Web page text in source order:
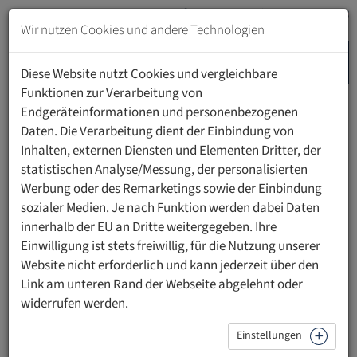
Zum
Inhalt
springen
Navigation
springen
HOME
FORSCHUNG
INSTITUT FÜR LIECHTENSTEINISCHES RECHT UND
RECHTSTHEORIE
KOLLOQUIA TRIESEN
THEORETISCHE AUSRICHTUNG
KOLLOQUIA Triesen
II. Theoretische Ausrichtung
Die «KOLLOQUIA Triesen» steht den Vertretern aller
wissenschaftstheoretischer Überzeugungen offen. Das ist
schon deshalb notwendig, weil die Lösung zahlreicher
Probleme zwischen den verschiedenen
Wir nutzen Cookies und andere Technologien
Diese Website nutzt Cookies und vergleichbare
Funktionen zur Verarbeitung von
Endgeräteinformationen und personenbezogenen
Daten. Die Verarbeitung dient der Einbindung von
Inhalten, externen Diensten und Elementen Dritter, der
statistischen Analyse/Messung, der personalisierten
Werbung oder des Remarketings sowie der Einbindung
sozialer Medien. Je nach Funktion werden dabei Daten
innerhalb der EU an Dritte weitergegeben. Ihre
Einwilligung ist stets freiwillig, für die Nutzung unserer
Website nicht erforderlich und kann jederzeit über den
Link am unteren Rand der Webseite abgelehnt oder
widerrufen werden.
Einstellungen